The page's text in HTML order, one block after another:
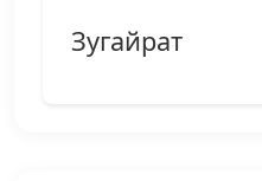
Зугайрат